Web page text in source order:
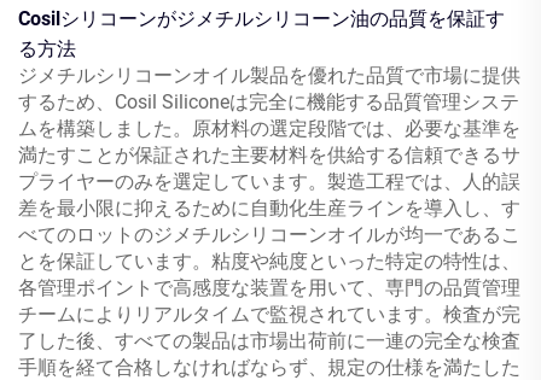
Cosilシリコーンがジメチルシリコーン油の品質を保証す
る方法
ジメチルシリコーンオイル製品を優れた品質で市場に提供
するため、Cosil Siliconeは完全に機能する品質管理システ
ムを構築しました。原材料の選定段階では、必要な基準を
満たすことが保証された主要材料を供給する信頼できるサ
プライヤーのみを選定しています。製造工程では、人的誤
差を最小限に抑えるために自動化生産ラインを導入し、す
べてのロットのジメチルシリコーンオイルが均一であるこ
とを保証しています。粘度や純度といった特定の特性は、
各管理ポイントで高感度な装置を用いて、専門の品質管理
チームによりリアルタイムで監視されています。検査が完
了した後、すべての製品は市場出荷前に一連の完全な検査
手順を経て合格しなければならず、規定の仕様を満たした